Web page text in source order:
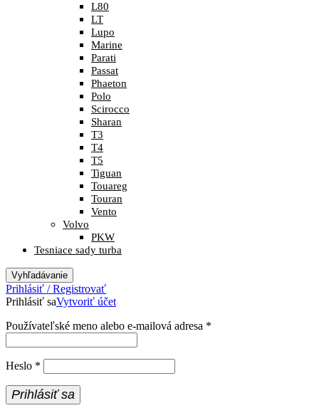
L80
LT
Lupo
Marine
Parati
Passat
Phaeton
Polo
Scirocco
Sharan
T3
T4
T5
Tiguan
Touareg
Touran
Vento
Volvo
PKW
Tesniace sady turba
Vyhľadávanie
Prihlásiť / Registrovať
Prihlásiť saVytvoriť účet
Používateľské meno alebo e-mailová adresa *
Heslo *
Prihlásiť sa